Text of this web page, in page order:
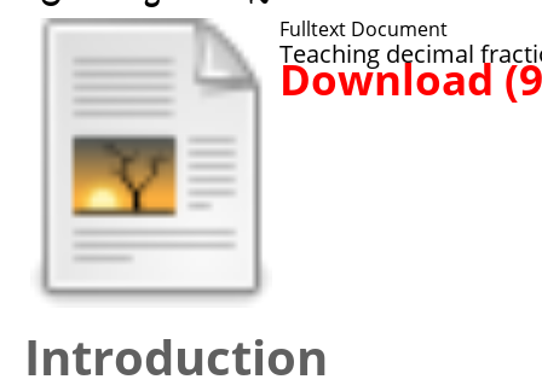
Fulltext Document
Teaching decimal
Download
Introduction